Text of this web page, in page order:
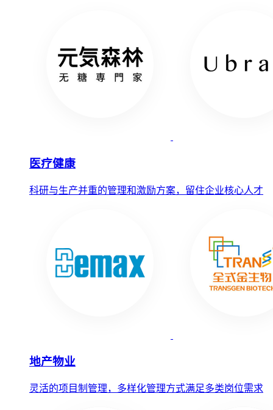
医疗健康
科研与生产并重的管理和激励方案，留住企业核心人才
地产物业
灵活的项目制管理，多样化管理方式满足多类岗位需求